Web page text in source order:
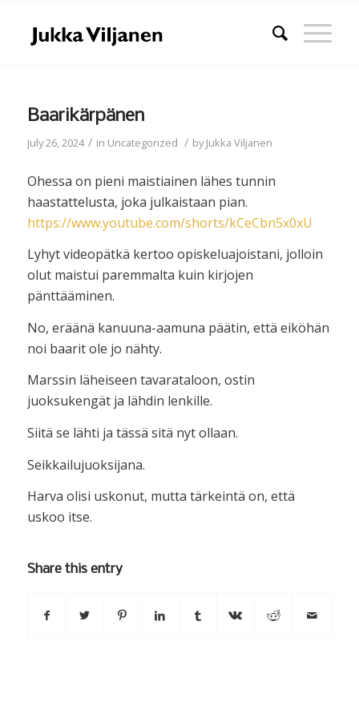
Baarikärpänen
July 26, 2024 / in Uncategorized / byJukka Viljanen
Ohessa on pieni maistiainen lähes tunnin
haastattelusta, joka julkaistaan pian.
https://www.youtube.com/shorts/kCeCbn5x0xU
Lyhyt videopätkä kertoo opiskeluajoistani, jolloin
olut maistui paremmalta kuin kirjojen
pänttääminen.
No, eräänä kanuuna-aamuna päätin, että eiköhän
noi baarit ole jo nähty.
Marssin läheiseen tavarataloon, ostin
juoksukengät ja lähdin lenkille.
Siitä se lähti ja tässä sitä nyt ollaan.
Seikkailujuoksijana.
Harva olisi uskonut, mutta tärkeintä on, että
uskoo itse.
Share this entry